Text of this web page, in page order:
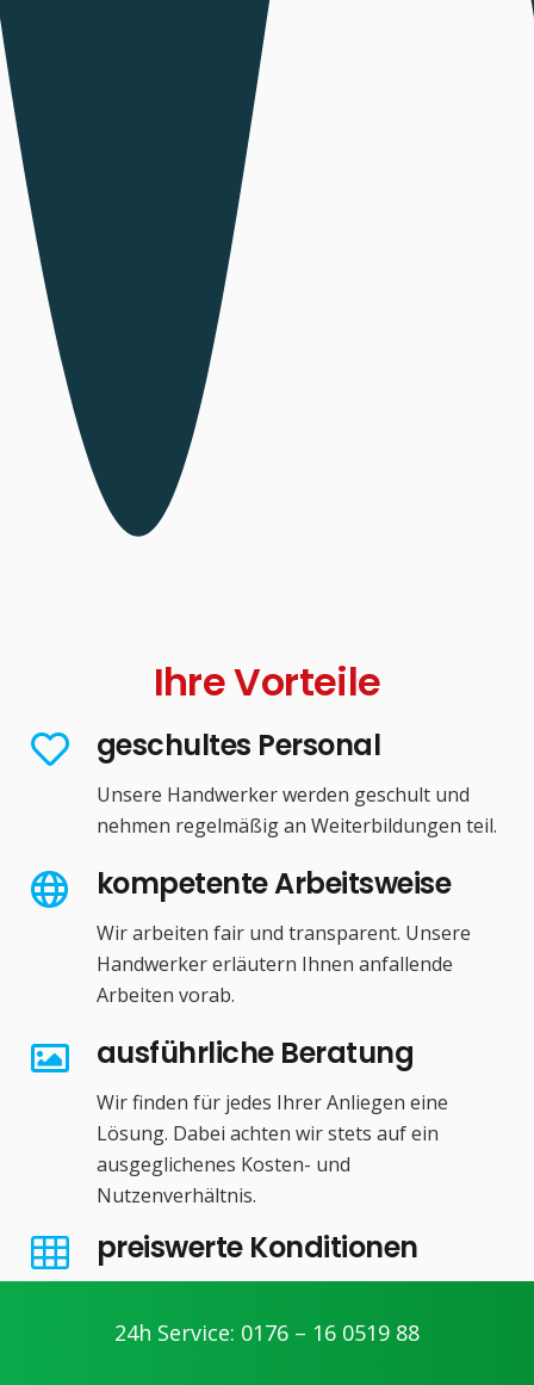
Ihre Vorteile
geschultes Personal
Unsere Handwerker werden geschult und
nehmen regelmäßig an Weiterbildungen teil.
kompetente Arbeitsweise
Wir arbeiten fair und transparent. Unsere
Handwerker erläutern Ihnen anfallende
Arbeiten vorab.
ausführliche Beratung
Wir finden für jedes Ihrer Anliegen eine
Lösung. Dabei achten wir stets auf ein
ausgeglichenes Kosten- und
Nutzenverhältnis.
preiswerte Konditionen
effizient und kompetent!
24h Service: 0176 – 16 0519 88